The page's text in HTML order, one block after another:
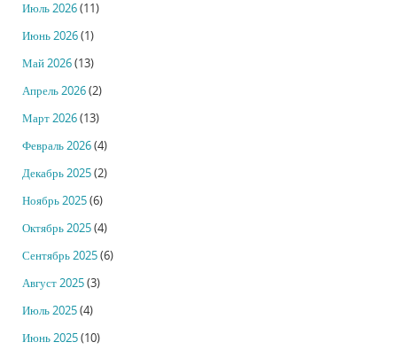
Июль 2026(11)
Июнь 2026(1)
Май 2026(13)
Апрель 2026(2)
Март 2026(13)
Февраль 2026(4)
Декабрь 2025(2)
Ноябрь 2025(6)
Октябрь 2025(4)
Сентябрь 2025(6)
Август 2025(3)
Июль 2025(4)
Июнь 2025(10)